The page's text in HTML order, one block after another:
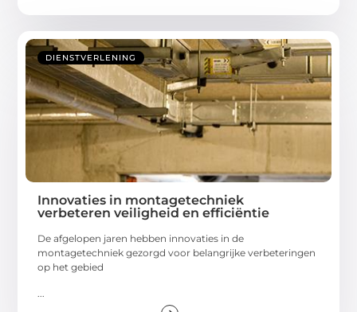
DIENSTVERLENING
Innovaties in montagetechniek
verbeteren veiligheid en efficiëntie
De afgelopen jaren hebben innovaties in de
montagetechniek gezorgd voor belangrijke verbeteringen
op het gebied